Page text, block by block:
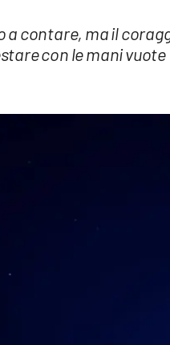
a contare, ma il
con le mani vuote